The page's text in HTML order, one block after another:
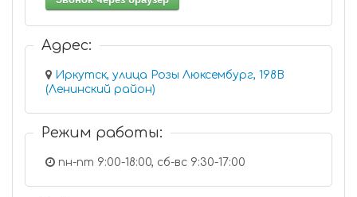
Адрес:
Иркутск, улица Розы Люксембург, 198В
(Ленинский район)
Режим работы:
пн-пт 9:00-18:00, сб-вс 9:30-17:00